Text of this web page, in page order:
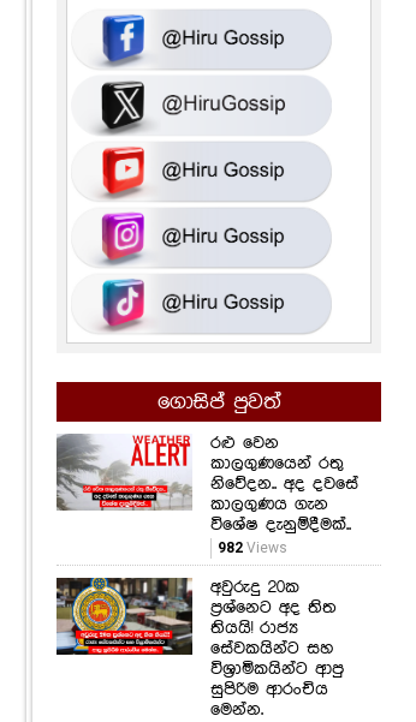
ගොසිප් පුවත්
රළු වෙන
කාලගුණයෙන් රතු
නිවේදන.. අද දවසේ
කාලගුණය ගැන
විශේෂ දැනුම්දීමක්..
982Views
අවුරුදු 20ක
ප්‍රශ්නෙට අද තිත
තියයි! රාජ්‍ය
සේවකයින්ට සහ
විශ්‍රාමිකයින්ට ආපු
සුපිරිම ආරංචිය
මෙන්න.